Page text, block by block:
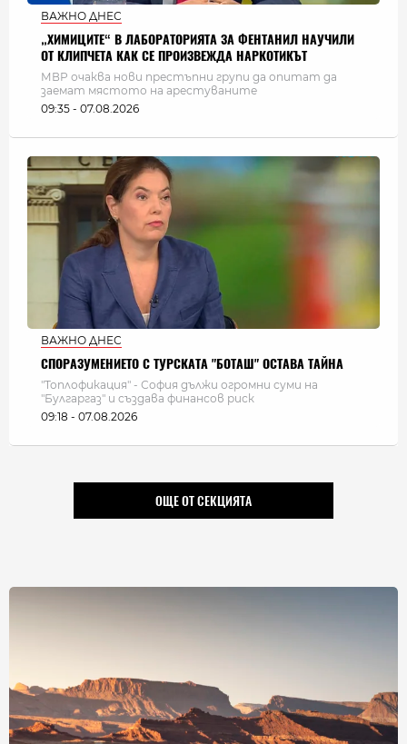
ВАЖНО ДНЕС
„ХИМИЦИТЕ“ В ЛАБОРАТОРИЯТА ЗА ФЕНТАНИЛ НАУЧИЛИ
ОТ КЛИПЧЕТА КАК СЕ ПРОИЗВЕЖДА НАРКОТИКЪТ
МВР очаква нови престъпни групи да опитат да
заемат мястото на арестуваните
09:35 - 07.08.2026
ВАЖНО ДНЕС
СПОРАЗУМЕНИЕТО С ТУРСКАТА "БОТАШ" ОСТАВА ТАЙНА
"Топлофикация" - София дължи огромни суми на
"Булгаргаз" и създава финансов риск
09:18 - 07.08.2026
ОЩЕ ОТ СЕКЦИЯТА